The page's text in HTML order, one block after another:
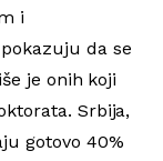
i
da se
je onih koji
Srbija,
gotovo 40%